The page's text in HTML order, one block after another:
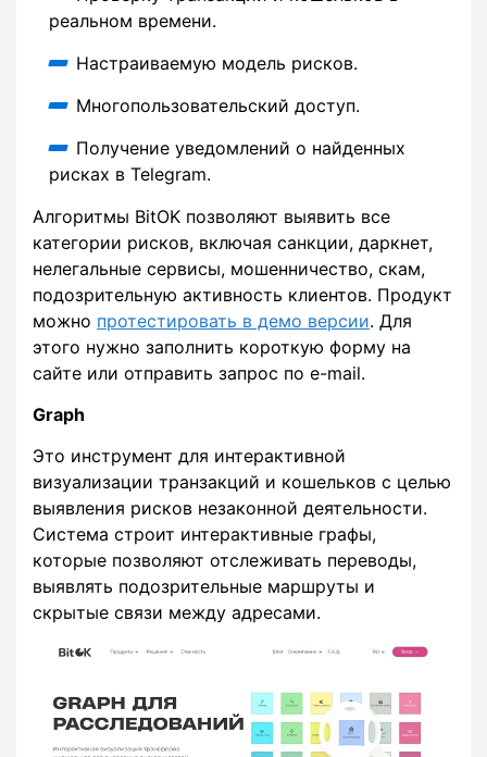
реальном времени.
Настраиваемую модель рисков.
Многопользовательский доступ.
Получение уведомлений о найденных
рисках в Telegram.
Алгоритмы BitOK позволяют выявить все
категории рисков, включая санкции, даркнет,
нелегальные сервисы, мошенничество, скам,
подозрительную активность клиентов. Продукт
можно протестировать в демо версии. Для
этого нужно заполнить короткую форму на
сайте или отправить запрос по e-mail.
Graph
Это инструмент для интерактивной
визуализации транзакций и кошельков с целью
выявления рисков незаконной деятельности.
Система строит интерактивные графы,
которые позволяют отслеживать переводы,
выявлять подозрительные маршруты и
скрытые связи между адресами.